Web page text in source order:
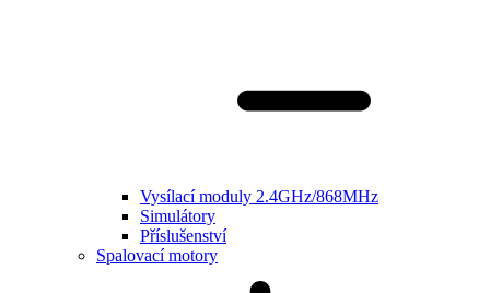
Vysílací moduly 2.4GHz/868MHz
Simulátory
Příslušenství
Spalovací motory